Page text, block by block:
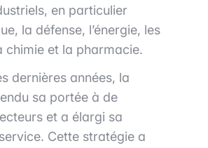
en particulier
la défense, l’énergie, les
chimie et la pharmacie.
dernières années, la
sa portée à de
et a élargi sa
Cette stratégie a